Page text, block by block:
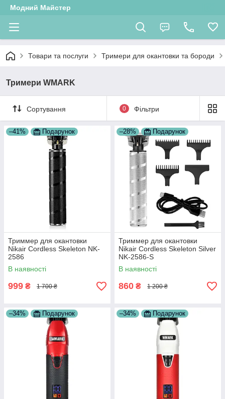
Модний Майстер
Товари та послуги Тримери для окантовки та бороди
Тримери WMARK
Сортування 0 Фільтри
–41% Подарунок
Триммер для окантовки
Nikair Cordless Skeleton NK-
2586
В наявності
999 ₴ 1 700 ₴
–28% Подарунок
Триммер для окантовки
Nikair Cordless Skeleton Silver
NK-2586-S
В наявності
860 ₴ 1 200 ₴
–34% Подарунок –34% Подарунок